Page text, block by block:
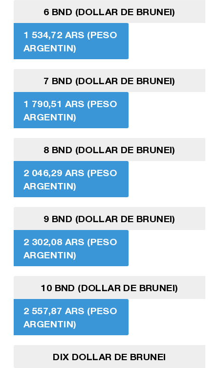
6 BND (DOLLAR DE BRUNEI)
1 534,72 ARS (PESO
ARGENTIN)
7 BND (DOLLAR DE BRUNEI)
1 790,51 ARS (PESO
ARGENTIN)
8 BND (DOLLAR DE BRUNEI)
2 046,29 ARS (PESO
ARGENTIN)
9 BND (DOLLAR DE BRUNEI)
2 302,08 ARS (PESO
ARGENTIN)
10 BND (DOLLAR DE BRUNEI)
2 557,87 ARS (PESO
ARGENTIN)
DIX DOLLAR DE BRUNEI